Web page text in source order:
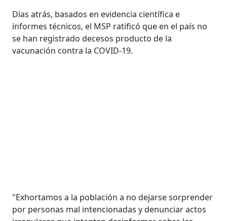
Días atrás, basados en evidencia científica e
informes técnicos, el MSP ratificó que en el país no
se han registrado decesos producto de la
vacunación contra la COVID-19.
"Exhortamos a la población a no dejarse sorprender
por personas mal intencionadas y denunciar actos